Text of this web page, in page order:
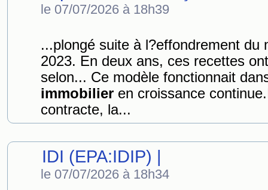
le 07/07/2026 à 18h39
...plongé suite à l?effondrement du
2023. En deux ans, ces recettes
selon... Ce modèle fonctionnait
immobilier en croissance
contracte, la...
IDI (EPA:IDIP) |
le 07/07/2026 à 18h34